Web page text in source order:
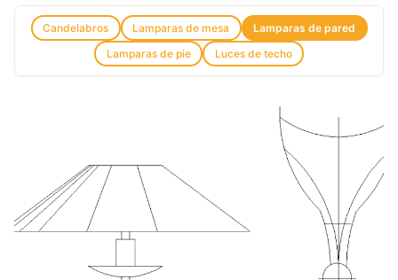
Candelabros Lamparas de mesa
Lamparas de pared
Lamparas de pie
Luces de techo